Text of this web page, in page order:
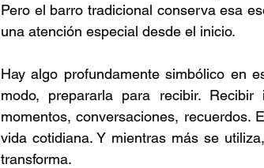
Pero el barro tradicional conserva esa
una atención especial desde el inicio.
Hay algo profundamente simbólico en
modo, prepararla para recibir.
momentos, conversaciones,
vida cotidiana. Y mientras más se
transforma.